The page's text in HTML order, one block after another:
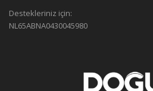
Destekleriniz için:
NL65ABNA0430045980